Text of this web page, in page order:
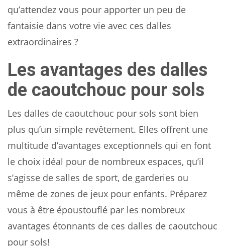
qu’attendez vous pour apporter un peu de
fantaisie dans votre vie avec ces dalles
extraordinaires ?
Les avantages des dalles
de caoutchouc pour sols
Les dalles de caoutchouc pour sols sont bien
plus qu’un simple revêtement. Elles offrent une
multitude d’avantages exceptionnels qui en font
le choix idéal pour de nombreux espaces, qu’il
s’agisse de salles de sport, de garderies ou
même de zones de jeux pour enfants. Préparez
vous à être époustouflé par les nombreux
avantages étonnants de ces dalles de caoutchouc
pour sols!